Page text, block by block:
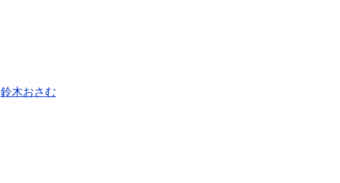
鈴木おさむ